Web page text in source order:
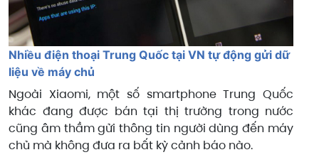
Nhiều điện thoại Trung Quốc tại VN tự động gửi dữ
liệu về máy chủ
Ngoài Xiaomi, một số smartphone Trung Quốc
khác đang được bán tại thị trường trong nước
cũng âm thầm gửi thông tin người dùng đến máy
chủ mà không đưa ra bất kỳ cảnh báo nào.